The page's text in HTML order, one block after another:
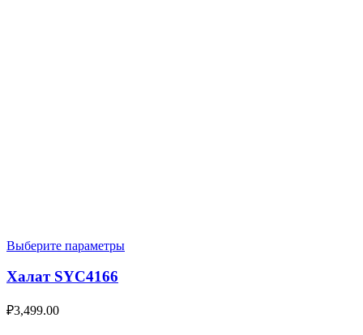
Выберите параметры
Халат SYC4166
₽3,499.00